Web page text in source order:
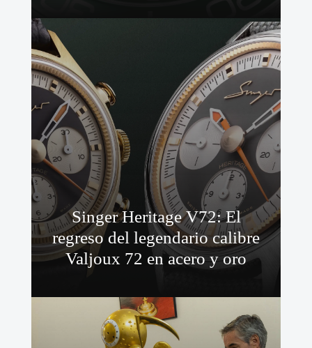
Singer Heritage V72: El
regreso del legendario calibre
Valjoux 72 en acero y oro